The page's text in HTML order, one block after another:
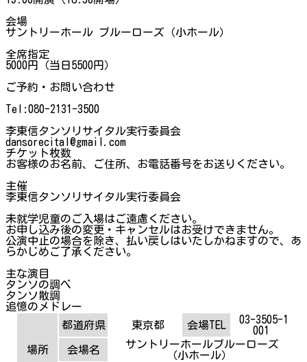
会場
サントリーホール ブルーローズ（小ホール）
全席指定
5000円（当日5500円）
ご予約・お問い合わせ
Tel:080-2131-3500
李東信タンソリサイタル実行委員会
dansorecital@gmail.com
チケット枚数
お客様のお名前、ご住所、お電話番号をお送りください。
主催
李東信タンソリサイタル実行委員会
未就学児童のご入場はご遠慮ください。
お申し込み後の変更・キャンセルはお受けできません。
公演中止の場合を除き、払い戻しはいたしかねますので、あ
らかじめご了承ください。
主な演目
タンソの調べ
タンソ散調
追憶のメドレー
場所
都道府県 東京都 会場TEL
03-3505-1
001
会場名
サントリーホールブルーローズ
（小ホール）